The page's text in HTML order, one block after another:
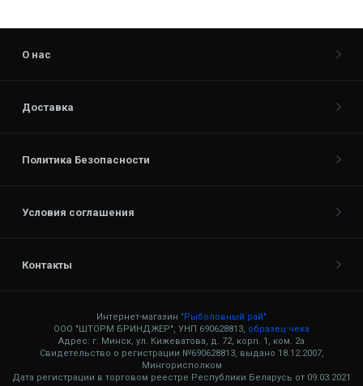
О нас
Доставка
Политика Безопасности
Условия соглашения
Контакты
Интернет-магазин "Рыболовный рай"
ООО "ШТОРМ БРИНДЖЕР", УНП 690628813, образец чека
Адрес: г. Минск, ул. Кижеватова, д. 72, корп. 1, ком. 2а
Свидетельство о регистрации №690628813, выдано 18.12.2007,
Мингорисполком
Дата регистрации в торговом реестре Республики Беларусь от 09.03.2021